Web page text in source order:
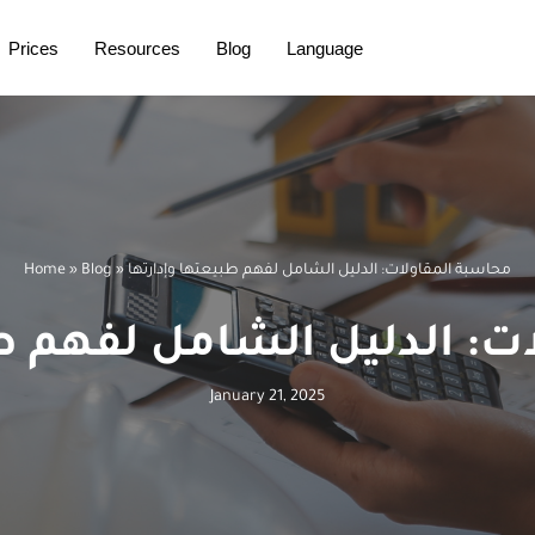
Prices Resources Blog Language
Home » Blog »محاسبة المقاولات: الدليل الشامل لفهم طبيعتها وإدارتها
الدليل الشامل لفهم
January 21, 2025